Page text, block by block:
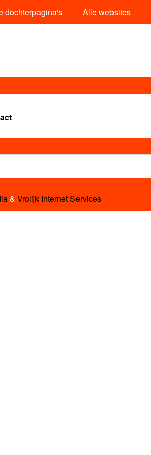
dochterpagina's Alle websites
& Vrolijk Internet Services